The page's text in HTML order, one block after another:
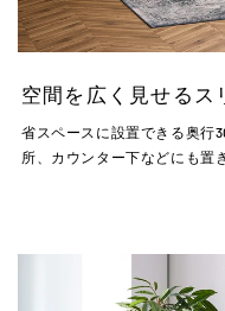
空間を広く見せるス
省スペースに設置できる奥行
所、カウンター下などにも置